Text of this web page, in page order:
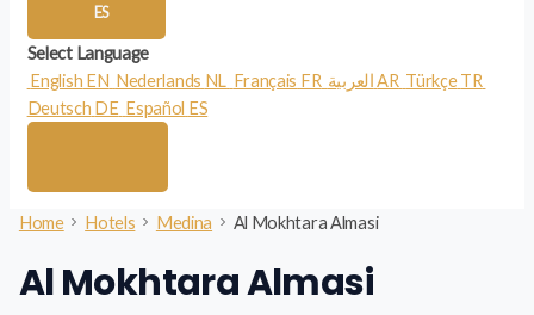
ES
Select Language
English EN Nederlands NL Français FR العربية AR Türkçe TR
Deutsch DE Español ES
Home Hotels Medina Al Mokhtara Almasi
Al Mokhtara Almasi